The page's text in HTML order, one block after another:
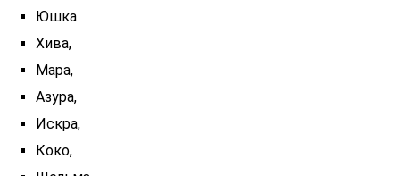
Юшка
Хива,
Мара,
Азура,
Искра,
Коко,